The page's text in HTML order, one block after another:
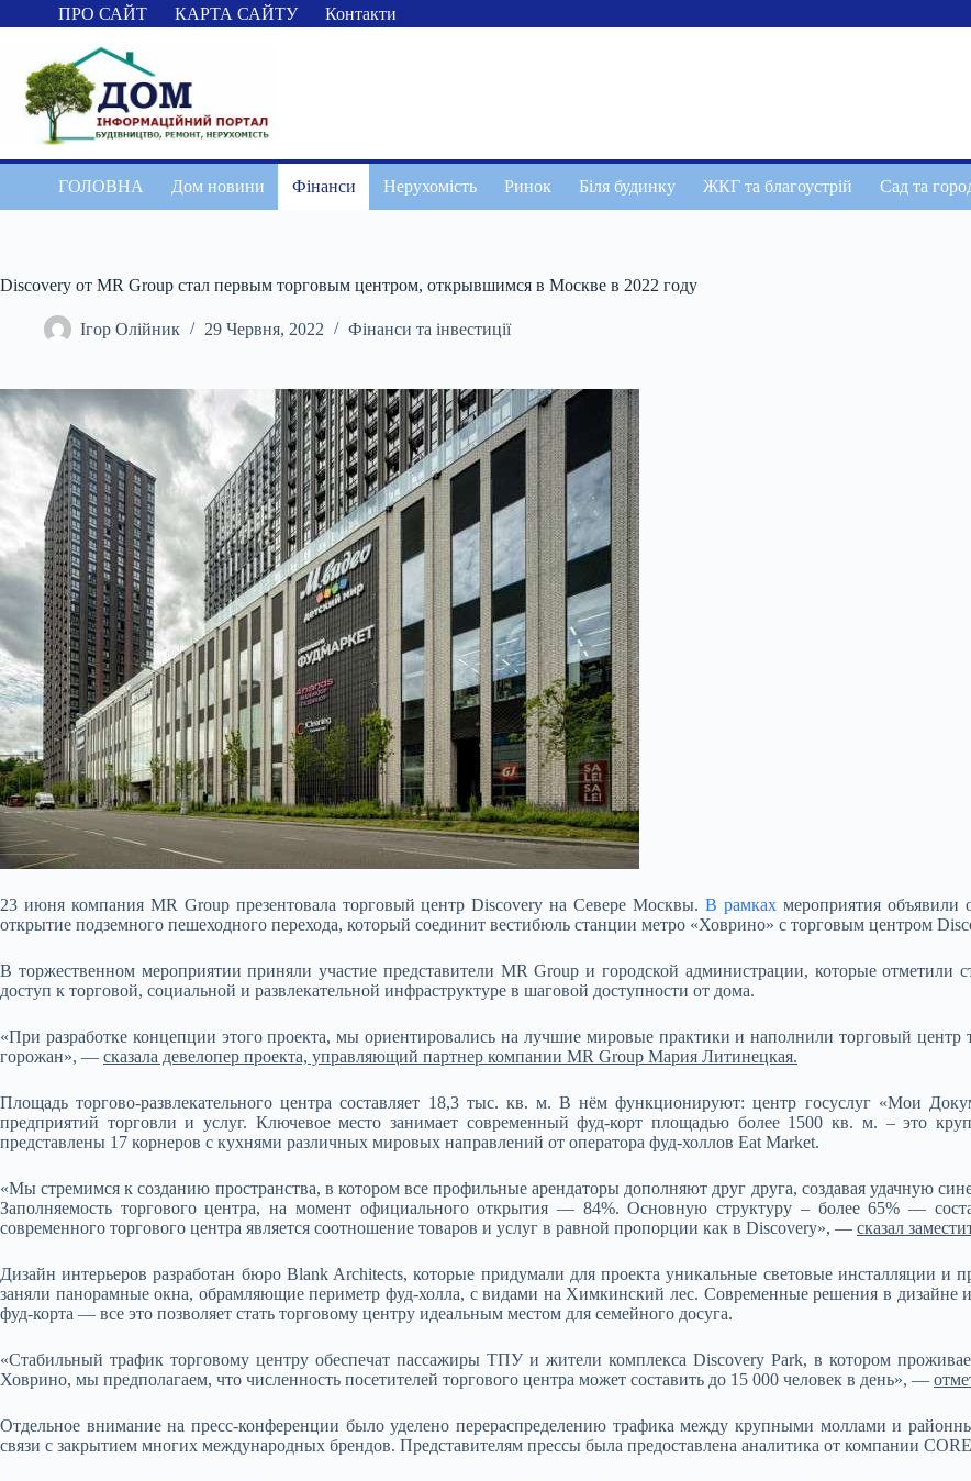
Перейти
до
ПРО САЙТ КАРТА САЙТУ Контакти
ГОЛОВНА Дом новини Фінанси Нерухомість Ринок Біля будинку ЖКГ та благоустрій Сад та
Discovery от MR Group стал первым торговым центром, открывшимся в Москве в 2022 году
Ігор Олійник 29 Червня, 2022 Фінанси та інвестиції
23 июня компания MR Group презентовала торговый центр Discovery на Севере Москвы.В рамкахмероприятия объявили
открытие подземного пешеходного перехода, который соединит вестибюль станции метро «Ховрино» с торговым центром
В торжественном мероприятии приняли участие представители MR Group и городской администрации, которые отметили
доступ к торговой, социальной и развлекательной инфраструктуре в шаговой доступности от дома.
«При разработке концепции этого проекта, мы ориентировались на лучшие мировые практики и наполнили торговый
горожан», — сказала девелопер проекта, управляющий партнер компании MR Group Мария Литинецкая.
Площадь торгово-развлекательного центра составляет 18,3 тыс. кв. м. В нём функционируют: центр госуслуг «Мои
предприятий торговли и услуг. Ключевое место занимает современный фуд-корт площадью более 1500 кв. м. – это
представлены 17 корнеров c кухнями различных мировых направлений от оператора фуд-холлов Eat Market.
«Мы стремимся к созданию пространства, в котором все профильные арендаторы дополняют друг друга, создавая удачную
Заполняемость торгового центра, на момент официального открытия — 84%. Основную структуру – более 65% —
современного торгового центра является соотношение товаров и услуг в равной пропорции как в Discovery», — сказал
Дизайн интерьеров разработан бюро Blank Architects, которые придумали для проекта уникальные световые инсталляции и
заняли панорамные окна, обрамляющие периметр фуд-холла, с видами на Химкинский лес. Современные решения в дизайне
фуд-корта — все это позволяет стать торговому центру идеальным местом для семейного досуга.
«Стабильный трафик торговому центру обеспечат пассажиры ТПУ и жители комплекса Discovery Park, в котором
Ховрино, мы предполагаем, что численность посетителей торгового центра может составить до 15 000 человек в день», —
Отдельное внимание на пресс-конференции было уделено перераспределению трафика между крупными моллами и
связи с закрытием многих международных брендов. Представителям прессы была предоставлена аналитика от компании